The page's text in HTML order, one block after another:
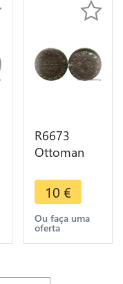
R6673
Ottoman
Para Abdul
Mejid AH
1258 1842
Constantinople
10 €
Ou faça uma
oferta